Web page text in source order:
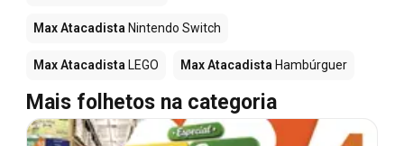
Max Atacadista Nintendo Switch
Max Atacadista LEGO Max Atacadista Hambúrguer
Mais folhetos na categoria